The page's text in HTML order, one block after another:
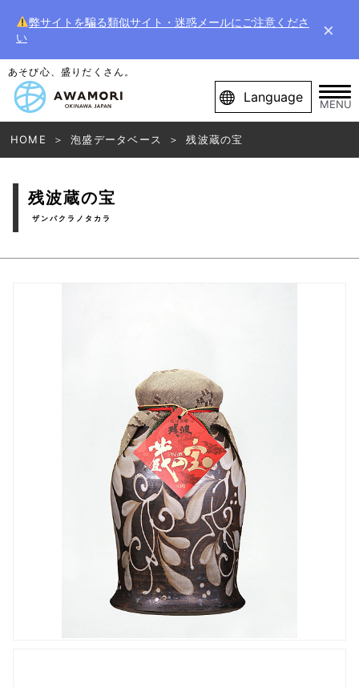
弊サイトを騙る類似サイト・迷惑メールにご注意くださ
い
×
あそび心、盛りだくさん。
Language MENU
HOME 泡盛データベース 残波蔵の宝
残波蔵の宝
ザンパクラノタカラ